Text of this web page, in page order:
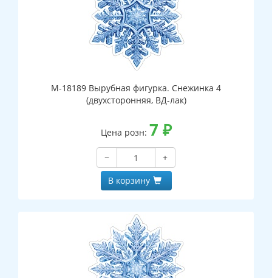
М-18189 Вырубная фигурка. Снежинка 4
(двухсторонняя, ВД-лак)
Цена розн: 7 ₽
−
+
В корзину